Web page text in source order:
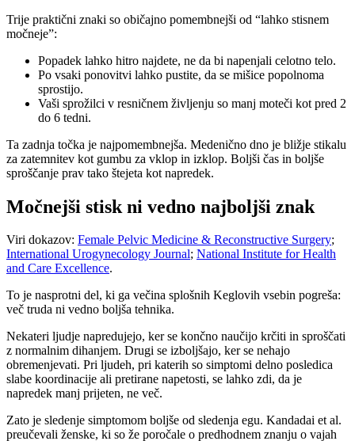
Trije praktični znaki so običajno pomembnejši od “lahko stisnem
močneje”:
Popadek lahko hitro najdete, ne da bi napenjali celotno telo.
Po vsaki ponovitvi lahko pustite, da se mišice popolnoma
sprostijo.
Vaši sprožilci v resničnem življenju so manj moteči kot pred 2
do 6 tedni.
Ta zadnja točka je najpomembnejša. Medenično dno je bližje stikalu
za zatemnitev kot gumbu za vklop in izklop. Boljši čas in boljše
sproščanje prav tako štejeta kot napredek.
Močnejši stisk ni vedno najboljši znak
Viri dokazov: Female Pelvic Medicine & Reconstructive Surgery;
International Urogynecology Journal; National Institute for Health
and Care Excellence.
To je nasprotni del, ki ga večina splošnih Keglovih vsebin pogreša:
več truda ni vedno boljša tehnika.
Nekateri ljudje napredujejo, ker se končno naučijo krčiti in sproščati
z normalnim dihanjem. Drugi se izboljšajo, ker se nehajo
obremenjevati. Pri ljudeh, pri katerih so simptomi delno posledica
slabe koordinacije ali pretirane napetosti, se lahko zdi, da je
napredek manj prijeten, ne več.
Zato je sledenje simptomom boljše od sledenja egu. Kandadai et al.
preučevali ženske, ki so že poročale o predhodnem znanju o vajah